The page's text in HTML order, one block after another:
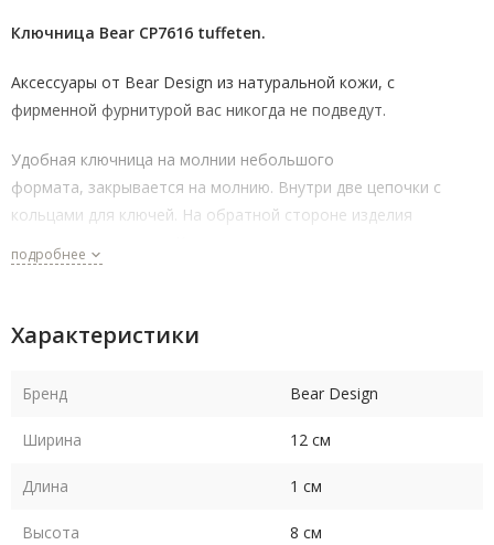
Ключница Bear CP7616 tuffeten.
Аксессуары от Bear Design из натуральной кожи, с
фирменной фурнитурой вас никогда не подведут.
Удобная ключница на молнии небольшого
формата, закрывается на молнию. Внутри две цепочки с
кольцами для ключей. На обратной стороне изделия
кармашек на молнии. Ключницу можно использовать как
компактный кошелек для небольших сумм и карт.
подробнее
Характеристики
Бренд Bear Design
Ширина 12 см
Длина 1 см
Высота 8 см